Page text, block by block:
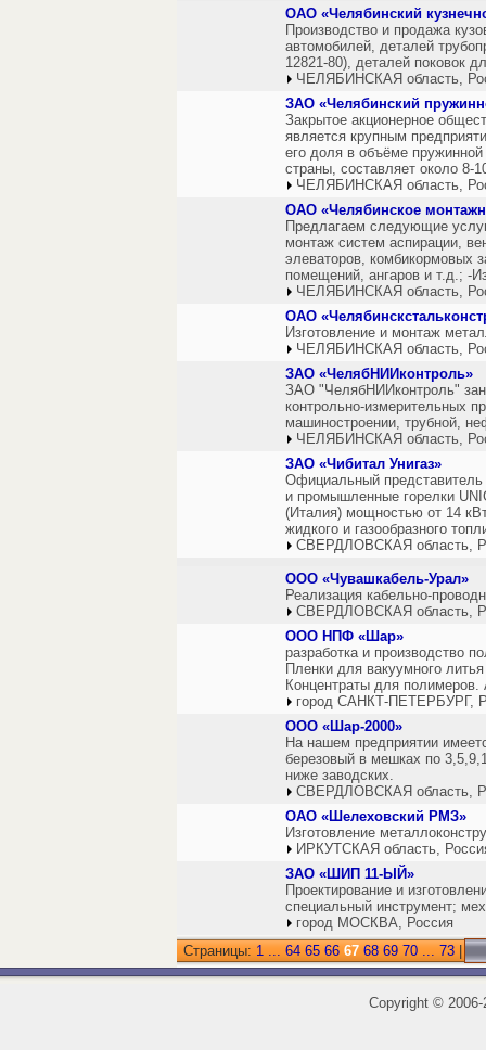
ОАО «Челябинский
Производство и продажа
автомобилей, деталей
12821-80), деталей поковок
ЧЕЛЯБИНСКАЯ область,
ЗАО «Челябинский
Закрытое акционерное
является крупным
его доля в объёме
страны, составляет около 8-
ЧЕЛЯБИНСКАЯ область,
ОАО «Челябинское
Предлагаем следующие
монтаж систем аспирации,
элеваторов, комбикормовых
помещений, ангаров и т.д.; -
ЧЕЛЯБИНСКАЯ область,
ОАО
Изготовление и монтаж
ЧЕЛЯБИНСКАЯ область,
ЗАО «ЧелябНИИконтроль»
ЗАО "ЧелябНИИконтроль"
контрольно-измерительных
машиностроении, трубной,
ЧЕЛЯБИНСКАЯ область,
ЗАО «Чибитал Унигаз»
Официальный
и промышленные горелки
(Италия) мощностью от 14
жидкого и газообразного
СВЕРДЛОВСКАЯ область,
ООО «Чувашкабель-Урал»
Реализация кабельно-
СВЕРДЛОВСКАЯ область,
ООО НПФ «Шар»
разработка и производство
Пленки для вакуумного
Концентраты для полимеров.
город САНКТ-ПЕТЕРБУРГ,
ООО «Шар-2000»
На нашем предприятии
березовый в мешках по
ниже заводских.
СВЕРДЛОВСКАЯ область,
ОАО «Шелеховский РМЗ»
Изготовление
ИРКУТСКАЯ область,
ЗАО «ШИП 11-ЫЙ»
Проектирование и
специальный инструмент;
город МОСКВА, Россия
Страницы: 1 ... 64 65 66 67 68 69 70 ... 73
Copyright ©